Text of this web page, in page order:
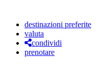
destinazioni preferite
valuta
condividi
prenotare